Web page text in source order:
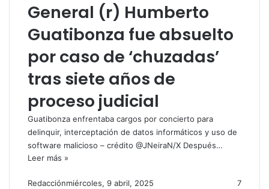
General (r) Humberto
Guatibonza fue absuelto
por caso de ‘chuzadas’
tras siete años de
proceso judicial
Guatibonza enfrentaba cargos por concierto para
delinquir, interceptación de datos informáticos y uso de
software malicioso – crédito @JNeiraN/X Después…
Leer más »
Redacciónmiércoles, 9 abril, 2025 7